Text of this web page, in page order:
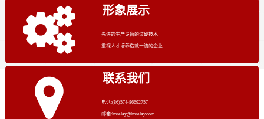
形象展示
先进的生产设备的过硬技术
重视人才培养造就一流的企业
联系我们
电话:(86)574-86692757
邮箱:lmrelay@lmrelay.com